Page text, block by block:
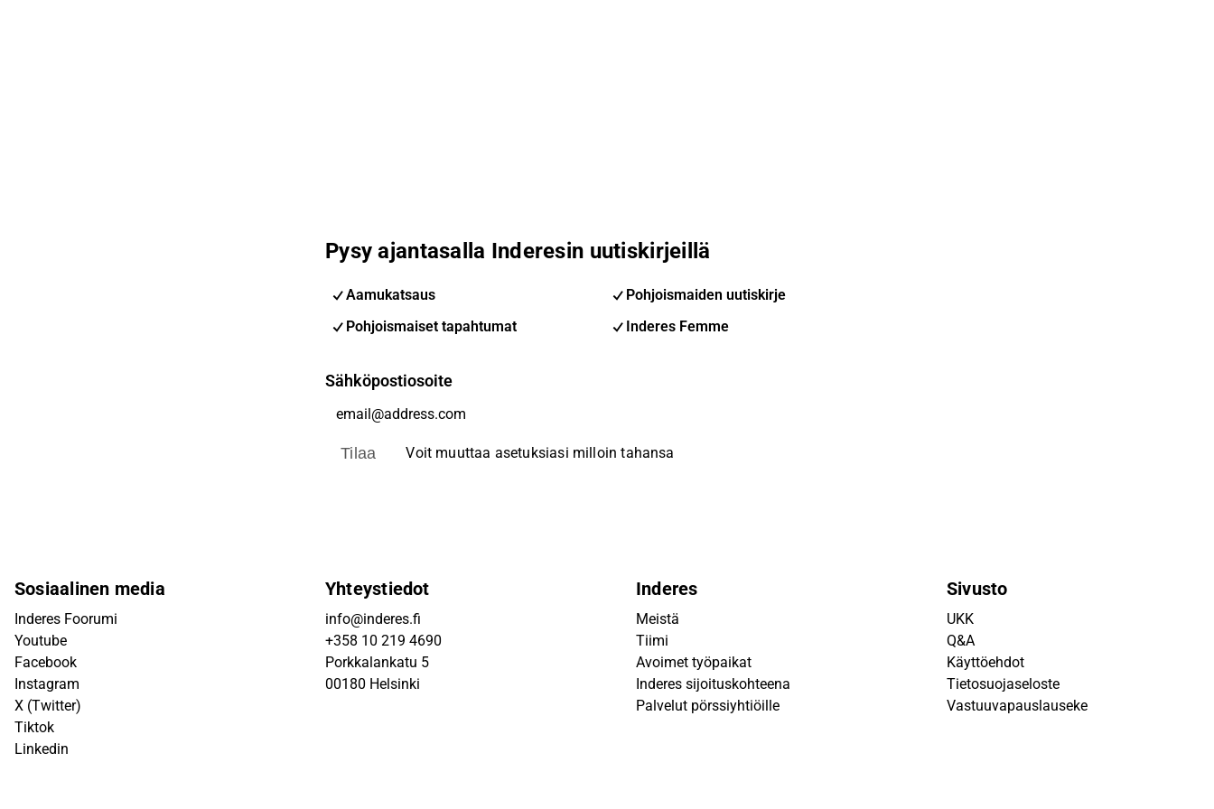
Pysy ajantasalla Inderesin uutiskirjeillä
Aamukatsaus
Pohjoismaiden uutiskirje
Pohjoismaiset tapahtumat
Inderes Femme
Sähköpostiosoite
Tilaa Voit muuttaa asetuksiasi milloin tahansa
Sosiaalinen media
Inderes Foorumi
Youtube
Facebook
Instagram
X (Twitter)
Tiktok
Linkedin
Yhteystiedot
info@inderes.fi
+358 10 219 4690
Porkkalankatu 5
00180 Helsinki
Inderes
Meistä
Tiimi
Avoimet työpaikat
Inderes sijoituskohteena
Palvelut pörssiyhtiöille
Sivusto
UKK
Q&A
Käyttöehdot
Tietosuojaseloste
Vastuuvapauslauseke